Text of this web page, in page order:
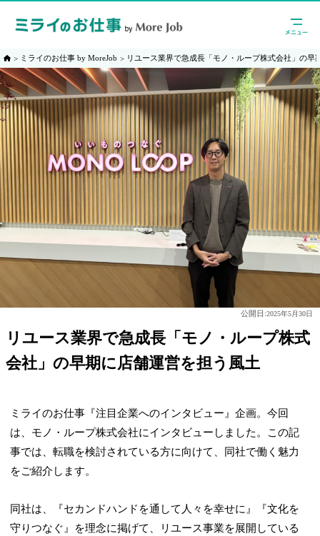
ミライのお仕事 by MoreJob リユース業界で急成長「モノ・ループ株式会社」の早
公開日:2025年5月30日
リユース業界で急成長「モノ・ループ株式
会社」の早期に店舗運営を担う風土
ミライのお仕事『注目企業へのインタビュー』企画。今回
は、モノ・ループ株式会社にインタビューしました。この記
事では、転職を検討されている方に向けて、同社で働く魅力
をご紹介します。
同社は、『セカンドハンドを通して人々を幸せに』『文化を
守りつなぐ』を理念に掲げて、リユース事業を展開している